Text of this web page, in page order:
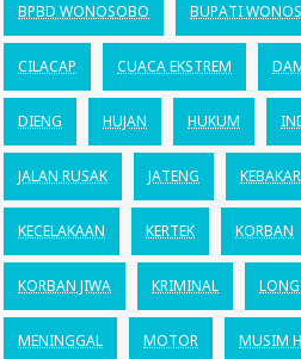
BPBD WONOSOBO BUPATI
CILACAP CUACA EKSTREM
DIENG HUJAN HUKUM
JALAN RUSAK JATENG
KECELAKAAN KERTEK KORBAN
KORBAN JIWA KRIMINAL
MENINGGAL MOTOR MUSIM